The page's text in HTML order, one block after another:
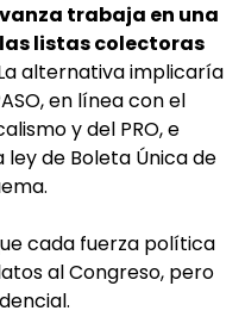
trabaja en una
listas colectoras
alternativa implicaría
en línea con el
y del PRO, e
de Boleta Única de
cada fuerza política
al Congreso, pero